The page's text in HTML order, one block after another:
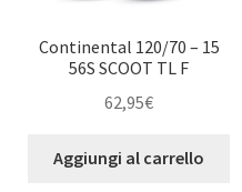
Continental 120/70 – 15
56S SCOOT TL F
62,95€
Aggiungi al carrello